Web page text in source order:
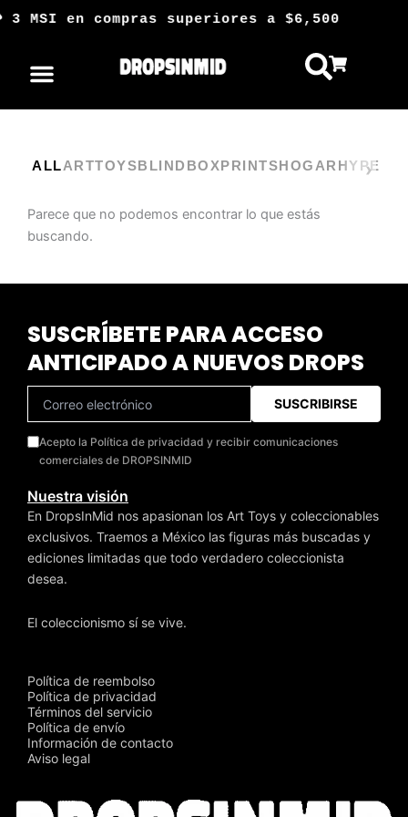
Ir
3 MSI en compras superiores a
ALLARTTOYSBLINDBOXPRINTSHOGAR HYPE
Parece que no podemos encontrar lo que estás
buscando.
SUSCRÍBETE PARA ACCESO
ANTICIPADO A NUEVOS DROPS
SUSCRIBIRSE
Acepto la Política de privacidad y recibir comunicaciones
comerciales de DROPSINMID
Nuestra visión
En DropsInMid nos apasionan los Art Toys y coleccionables
exclusivos. Traemos a México las figuras más buscadas y
ediciones limitadas que todo verdadero coleccionista
desea.
El coleccionismo sí se vive.
Política de reembolso
Política de privacidad
Términos del servicio
Política de envío
Información de contacto
Aviso legal